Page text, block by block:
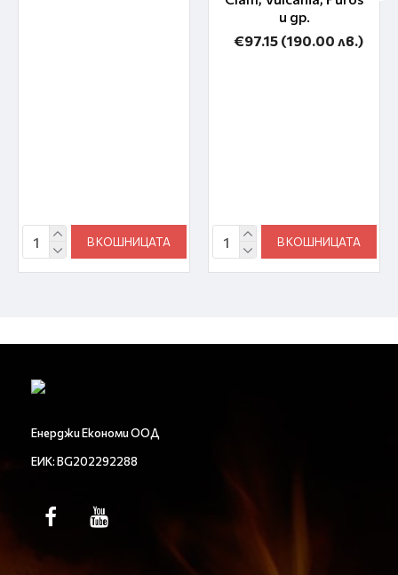
В КОШНИЦАТА
и др.
€97.15 (190.00 лв.)
В КОШНИЦАТА
Енерджи Економи ООД
ЕИК: BG202292288